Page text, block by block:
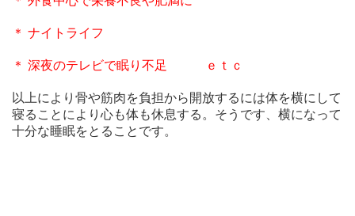
＊ ナイトライフ
＊ 深夜のテレビで眠り不足 ｅｔｃ
以上により骨や筋肉を負担から開放するには体を横にして
寝ることにより心も体も休息する。そうです、横になって
十分な睡眠をとることです。